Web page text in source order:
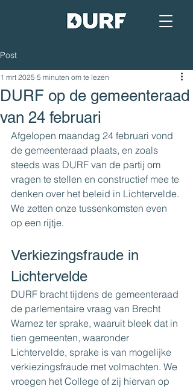
Post
DURF op de gemeenteraad
van 24 februari
1 mrt 2025 5 minuten om te lezen
Afgelopen maandag 24 februari vond
de gemeenteraad plaats, en zoals
steeds was DURF van de partij om
vragen te stellen en constructief mee te
denken over het beleid in Lichtervelde.
We zetten onze tussenkomsten even
op een rijtje.
Verkiezingsfraude in
Lichtervelde
DURF bracht tijdens de gemeenteraad
de parlementaire vraag van Brecht
Warnez ter sprake, waaruit bleek dat in
tien gemeenten, waaronder
Lichtervelde, sprake is van mogelijke
verkiezingsfraude met volmachten. We
vroegen het College of zij hiervan op